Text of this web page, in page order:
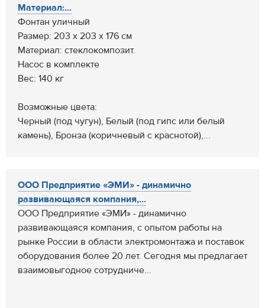
Материал:...
Фонтан уличный
Размер: 203 х 203 х 176 см
Материал: стеклокомпозит.
Насос в комплекте
Вес: 140 кг
Возможные цвета:
Черный (под чугун), Белый (под гипс или белый
камень), Бронза (коричневый с краснотой),...
ООО Предприятие «ЭМИ» - динамично
развивающаяся компания,...
ООО Предприятие «ЭМИ» - динамично
развивающаяся компания, с опытом работы на
рынке России в области электромонтажа и поставок
оборудования более 20 лет. Сегодня мы предлагает
взаимовыгодное сотрудниче...